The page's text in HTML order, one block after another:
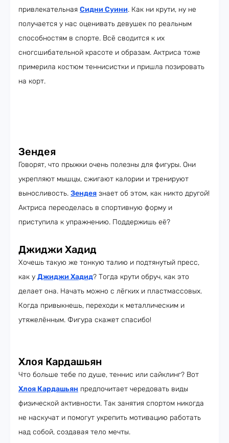
привлекательная Сидни Суини. Как ни крути, ну не
получается у нас оценивать девушек по реальным
способностям в спорте. Всё сводится к их
сногсшибательной красоте и образам. Актриса тоже
примерила костюм теннисистки и пришла позировать
на корт.
Зендея
Говорят, что прыжки очень полезны для фигуры. Они
укрепляют мышцы, сжигают калории и тренируют
выносливость. Зендея знает об этом, как никто другой!
Актриса переоделась в спортивную форму и
приступила к упражнению. Поддержишь её?
Джиджи Хадид
Хочешь такую же тонкую талию и подтянутый пресс,
как у Джиджи Хадид? Тогда крути обруч, как это
делает она. Начать можно с лёгких и пластмассовых.
Когда привыкнешь, переходи к металлическим и
утяжелённым. Фигура скажет спасибо!
Хлоя Кардашьян
Что больше тебе по душе, теннис или сайклинг? Вот
Хлоя Кардашьян предпочитает чередовать виды
физической активности. Так занятия спортом никогда
не наскучат и помогут укрепить мотивацию работать
над собой, создавая тело мечты.